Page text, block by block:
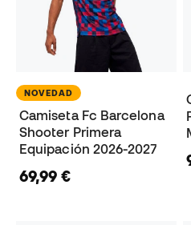
NOVEDAD
Camiseta Fc Barcelona
Shooter Primera
Equipación 2026-2027
69,99 €